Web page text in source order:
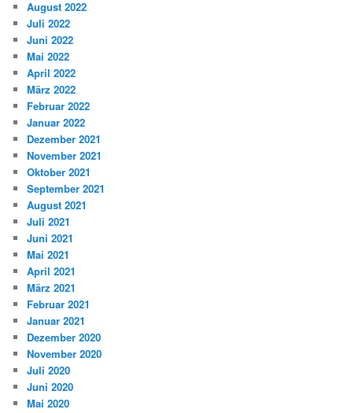
August 2022
Juli 2022
Juni 2022
Mai 2022
April 2022
März 2022
Februar 2022
Januar 2022
Dezember 2021
November 2021
Oktober 2021
September 2021
August 2021
Juli 2021
Juni 2021
Mai 2021
April 2021
März 2021
Februar 2021
Januar 2021
Dezember 2020
November 2020
Juli 2020
Juni 2020
Mai 2020